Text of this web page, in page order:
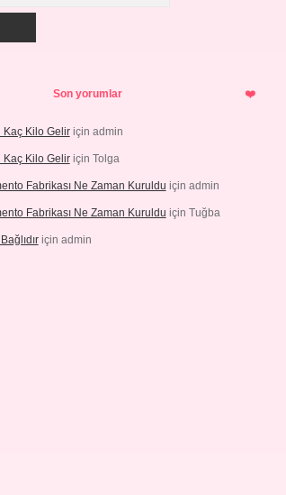
Son yorumlar
Kaç Kilo Geliriçin admin
Kaç Kilo Geliriçin Tolga
Fabrikası Ne Zaman Kuruldu için admin
Fabrikası Ne Zaman Kuruldu için Tuğba
için admin